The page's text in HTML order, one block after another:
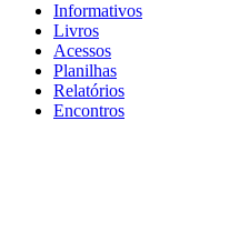
Informativos
Livros
Acessos
Planilhas
Relatórios
Encontros